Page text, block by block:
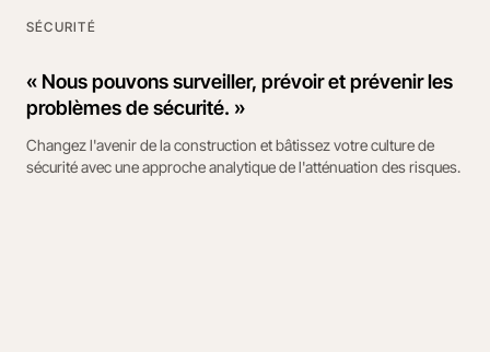
SÉCURITÉ
« Nous pouvons surveiller, prévoir et prévenir les
problèmes de sécurité. »
Changez l'avenir de la construction et bâtissez votre culture de
sécurité avec une approche analytique de l'atténuation des risques.